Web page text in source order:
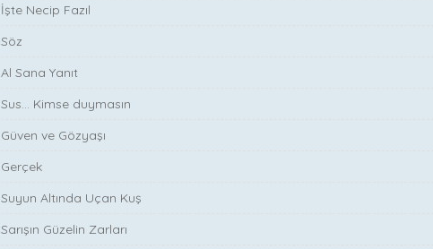
İşte Necip Fazıl
Söz
Al Sana Yanıt
Sus... Kimse duymasın
Güven ve Gözyaşı
Gerçek
Suyun Altında Uçan Kuş
Sarışın Güzelin Zarları